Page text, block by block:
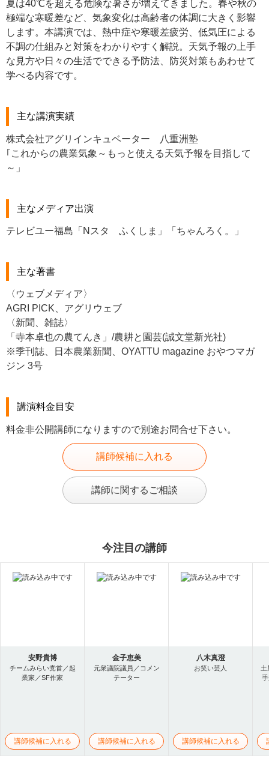
夏は40℃を超える危険な暑さが増えてきました。春や秋の
極端な寒暖差など、気象変化は高齢者の体調に大きく影響
します。本講演では、熱中症や寒暖差疲労、低気圧による
不調の仕組みと対策をわかりやすく解説。天気予報の上手
な見方や日々の生活でできる予防法、防災対策もあわせて
学べる内容です。
主な講演実績
株式会社アグリインキュベーター 八重洲塾
｢これからの農業気象～もっと使える天気予報を目指して
～」
主なメディア出演
テレビユー福島「Nスタ ふくしま」「ちゃんろく。」
主な著書
〈ウェブメディア〉
AGRI PICK、アグリウェブ
〈新聞、雑誌〉
「寺本卓也の農てんき」/農耕と園芸(誠文堂新光社)
※季刊誌、日本農業新聞、OYATTU magazine おやつマガ
ジン 3号
講演料金目安
料金非公開講師になりますので別途お問合せ下さい。
講師候補に入れる
講師に関するご相談
今注目の講師
安野貴博
チームみらい党首／起
業家／SF作家
講師候補に入れる
金子恵美
元衆議院議員／コメン
テーター
講師候補に入れる
八木真澄
お笑い芸人
講師候補に入れる
土